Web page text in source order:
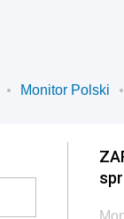
Monitor Polski